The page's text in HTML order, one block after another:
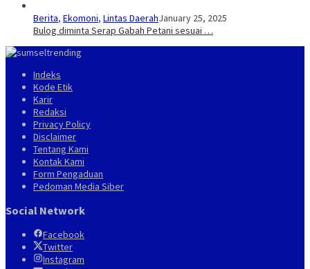
Berita, Ekomoni, Lintas DaerahJanuary 25, 2025
Bulog diminta Serap Gabah Petani sesuai …
Indeks
Kode Etik
Karir
Redaksi
Privacy Policy
Disclaimer
Tentang Kami
Kontak Kami
Form Pengaduan
Pedoman Media Siber
Social Network
Facebook
Twitter
Instagram